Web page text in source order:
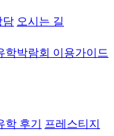
담 오시는 길
학박람회 이용가이드
학 후기
프레스티지